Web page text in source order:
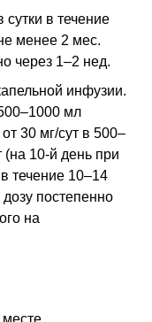
сутки в течение
менее 2 мес.
через 1–2 нед.
инфузии.
мл
30 мг/сут в 500–
(на 10-й день при
течение 10–14
постепенно
на